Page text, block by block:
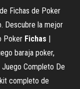
Fichas de Poker
Descubre la mejor
Poker Fichas |
baraja poker,
Completo De
completo de